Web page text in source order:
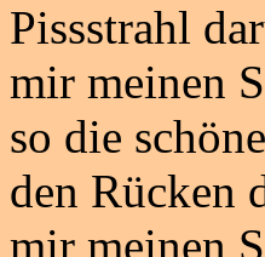
Pissstrahl
mir meinen
so die
den Rücken
mir meinen